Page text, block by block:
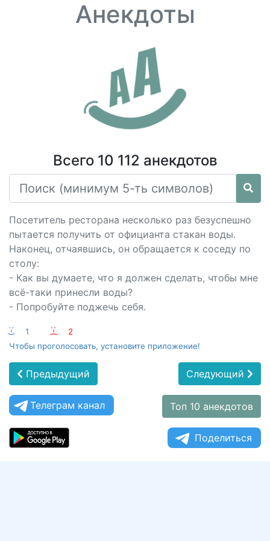
Анекдоты
Всего 10 112 анекдотов
Посетитель ресторана несколько раз безуспешно
пытается получить от официанта стакан воды.
Наконец, отчаявшись, он обращается к соседу по
столу:
- Как вы думаете, что я должен сделать, чтобы мне
всё-таки принесли воды?
- Попробуйте поджечь себя.
:-) 1 :-(
2
Чтобы проголосовать, установите приложение!
Предыдущий Следующий
Телеграм канал Топ 10 анекдотов
Поделиться